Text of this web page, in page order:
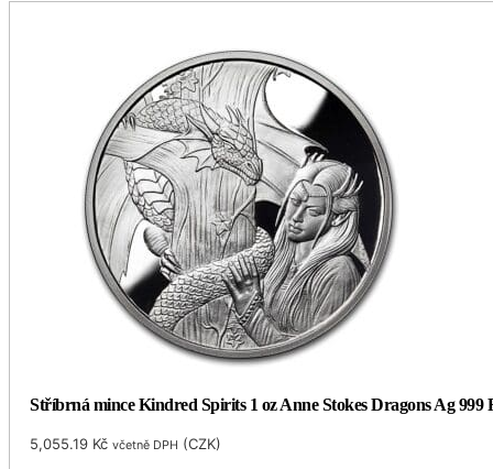
Stříbrná mince Kindred Spirits 1 oz Anne Stokes Dragons Ag 999
5,055.19 Kč včetně DPH (CZK)